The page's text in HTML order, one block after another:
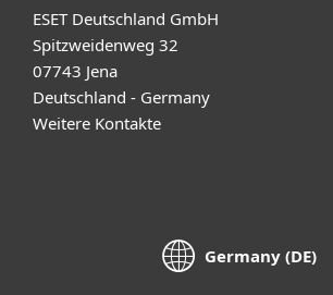
ESET Deutschland GmbH
Spitzweidenweg 32
07743 Jena
Deutschland - Germany
Weitere Kontakte
Germany (DE)